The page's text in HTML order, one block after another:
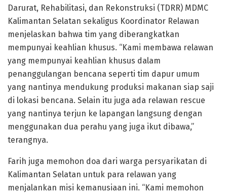
Darurat, Rehabilitasi, dan Rekonstruksi (TDRR) MDMC
Kalimantan Selatan sekaligus Koordinator Relawan
menjelaskan bahwa tim yang diberangkatkan
mempunyai keahlian khusus. “Kami membawa relawan
yang mempunyai keahlian khusus dalam
penanggulangan bencana seperti tim dapur umum
yang nantinya mendukung produksi makanan siap saji
di lokasi bencana. Selain itu juga ada relawan rescue
yang nantinya terjun ke lapangan langsung dengan
menggunakan dua perahu yang juga ikut dibawa,”
terangnya.
Farih juga memohon doa dari warga persyarikatan di
Kalimantan Selatan untuk para relawan yang
menjalankan misi kemanusiaan ini. “Kami memohon